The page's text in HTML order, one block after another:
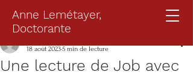
Anne Lemétayer,
Doctorante
Une lecture de Job avec
18 août 20235 min de lecture